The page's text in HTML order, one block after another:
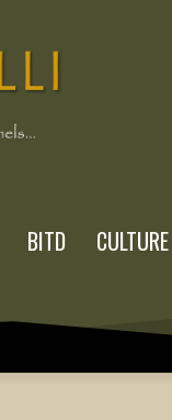
BITD CULTURE